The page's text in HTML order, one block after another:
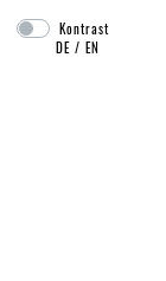
überspringen
Kontrast
DE /EN